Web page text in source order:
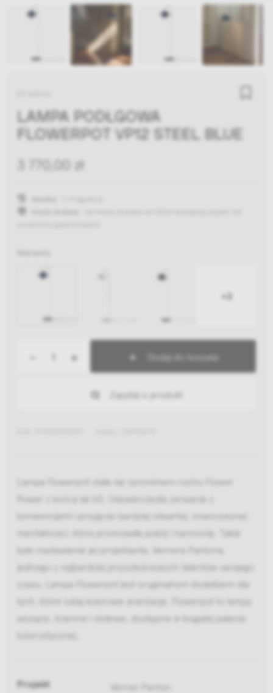
LAMPA PODŁGOWA
FLOWERPOT VP12 STEEL BLUE
3 770,00 zł
Warianty
+2
+ Dodaj do koszyka
Zapytaj o produkt
Lampa Flowerpot stała się synonimem ruchu Flower
Power z końca lat 60. Odzwierciedla zerwanie z
konwencjami i przyjęcie bardziej otwartej, nowoczesnej
mentalności, która promowała pokój i harmonię. Takie
było nastawienie jej projektanta, Vernera Pantona,
jednego z najbardziej przyszłościowych talentów swojego
czasu. Lampa Flowerpot jest oryginalnym dodatkiem dla
tych, które lubią kolorowe aranżacje. Flowerpot to lampy
wiszące, ścienne i stołowe, dostępne w bogatej palecie
kolorystycznej.
Projekt Verner Panton